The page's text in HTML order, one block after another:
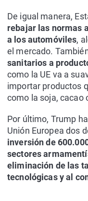
De igual manera,
rebajar las normas
a los automóviles,
el mercado.
sanitarios a
como la UE va a
importar productos
como la soja, cacao
Por último, Trump
Unión Europea dos
inversión de
sectores
eliminación de las
tecnológicas y al